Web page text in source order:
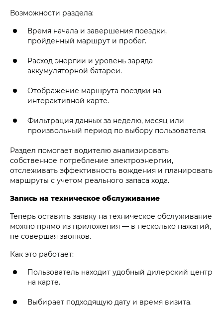
Возможности раздела:
Время начала и завершения поездки,
пройденный маршрут и пробег.
Расход энергии и уровень заряда
аккумуляторной батареи.
Отображение маршрута поездки на
интерактивной карте.
Фильтрация данных за неделю, месяц или
произвольный период по выбору пользователя.
Раздел помогает водителю анализировать
собственное потребление электроэнергии,
отслеживать эффективность вождения и планировать
маршруты с учетом реального запаса хода.
Запись на техническое обслуживание
Теперь оставить заявку на техническое обслуживание
можно прямо из приложения — в несколько нажатий,
не совершая звонков.
Как это работает:
Пользователь находит удобный дилерский центр
на карте.
Выбирает подходящую дату и время визита.